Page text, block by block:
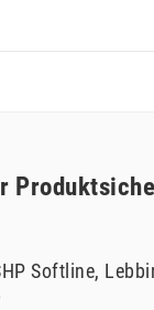
Softline